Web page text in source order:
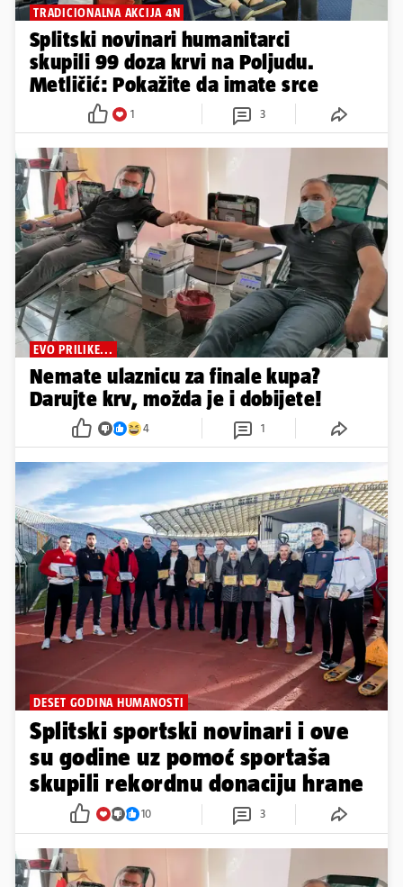
TRADICIONALNA AKCIJA 4N
Splitski novinari humanitarci
skupili 99 doza krvi na Poljudu.
Metličić: Pokažite da imate srce
1 3
EVO PRILIKE...
Nemate ulaznicu za finale kupa?
Darujte krv, možda je i dobijete!
4 1
DESET GODINA HUMANOSTI
Splitski sportski novinari i ove
su godine uz pomoć sportaša
skupili rekordnu donaciju hrane
10 3